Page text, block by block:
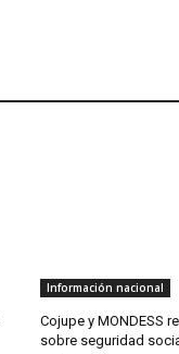
Información nacional
Cojupe y MONDESS
sobre seguridad